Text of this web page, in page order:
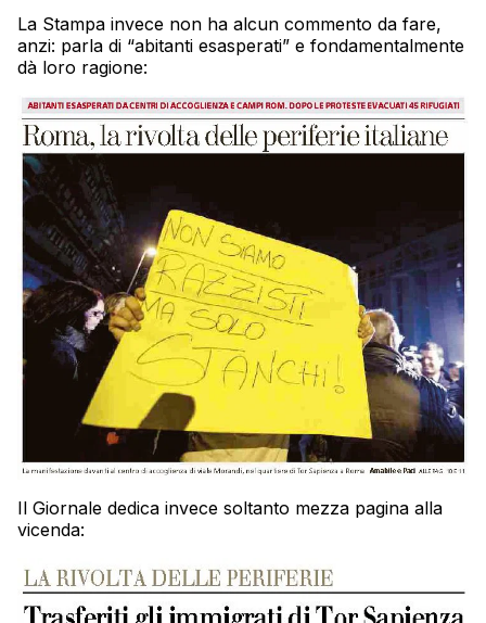
La Stampa invece non ha alcun commento da fare,
anzi: parla di “abitanti esasperati” e fondamentalmente
dà loro ragione:
Il Giornale dedica invece soltanto mezza pagina alla
vicenda: